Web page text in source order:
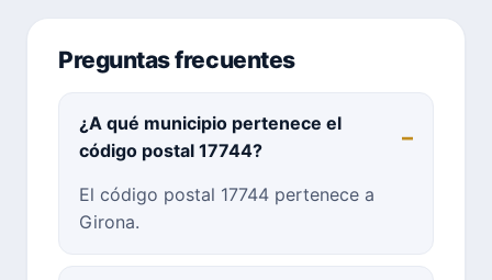
Preguntas frecuentes
¿A qué municipio pertenece el
código postal 17744?
El código postal 17744 pertenece a
Girona.